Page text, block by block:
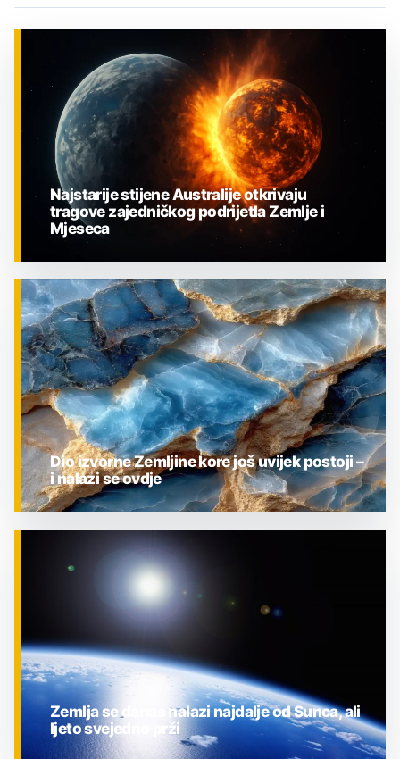
ZNANOST
Najstarije stijene Australije otkrivaju
tragove zajedničkog podrijetla Zemlje i
Mjeseca
ZNANOST
Dio izvorne Zemljine kore još uvijek postoji –
i nalazi se ovdje
Zemlja se danas nalazi najdalje od Sunca, ali
ljeto svejedno prži